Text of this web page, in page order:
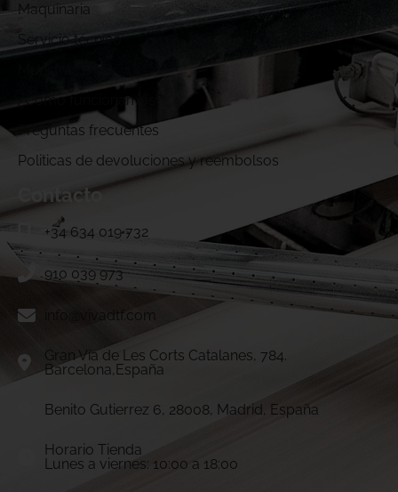
Maquinaria
Servicio técnico
¿Cómo funcionamos?
Preguntas frecuentes
Politicas de devoluciones y reembolsos
Contacto
+34 634 019 732
910 039 973
info@vivadtf.com
Gran Vía de Les Corts Catalanes, 784.
Barcelona,España
Benito Gutierrez 6, 28008, Madrid, España
Horario Tienda
Lunes a viernes: 10:00 a 18:00